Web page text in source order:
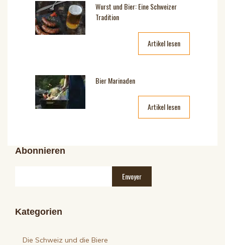
Wurst und Bier: Eine Schweizer
Tradition
Artikel lesen
Bier Marinaden
Artikel lesen
Abonnieren
Kategorien
Die Schweiz und die Biere